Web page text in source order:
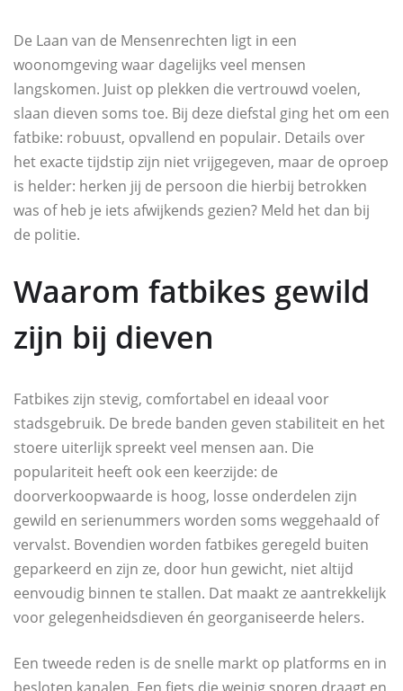
De Laan van de Mensenrechten ligt in een
woonomgeving waar dagelijks veel mensen
langskomen. Juist op plekken die vertrouwd voelen,
slaan dieven soms toe. Bij deze diefstal ging het om een
fatbike: robuust, opvallend en populair. Details over
het exacte tijdstip zijn niet vrijgegeven, maar de oproep
is helder: herken jij de persoon die hierbij betrokken
was of heb je iets afwijkends gezien? Meld het dan bij
de politie.
Waarom fatbikes gewild
zijn bij dieven
Fatbikes zijn stevig, comfortabel en ideaal voor
stadsgebruik. De brede banden geven stabiliteit en het
stoere uiterlijk spreekt veel mensen aan. Die
populariteit heeft ook een keerzijde: de
doorverkoopwaarde is hoog, losse onderdelen zijn
gewild en serienummers worden soms weggehaald of
vervalst. Bovendien worden fatbikes geregeld buiten
geparkeerd en zijn ze, door hun gewicht, niet altijd
eenvoudig binnen te stallen. Dat maakt ze aantrekkelijk
voor gelegenheidsdieven én georganiseerde helers.
Een tweede reden is de snelle markt op platforms en in